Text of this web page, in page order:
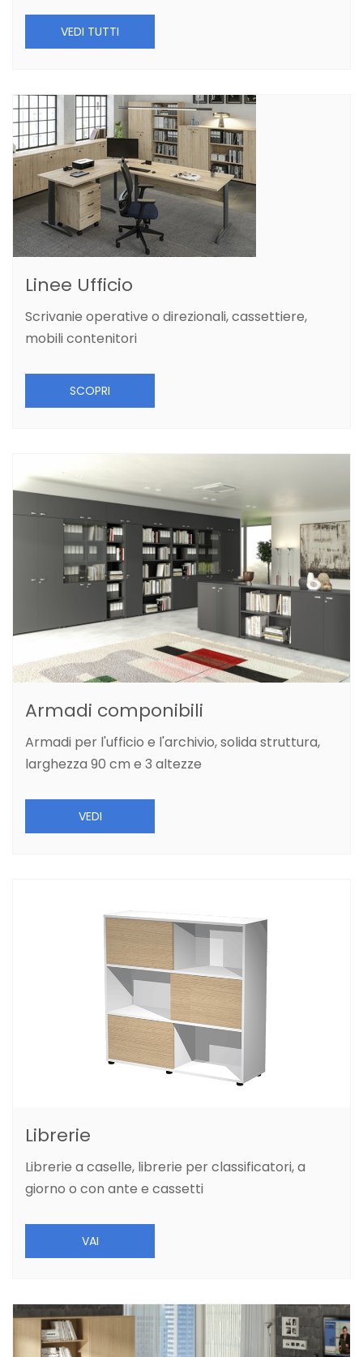
VEDI TUTTI
Linee Ufficio
Scrivanie operative o direzionali, cassettiere,
mobili contenitori
SCOPRI
Armadi componibili
Armadi per l'ufficio e l'archivio, solida struttura,
larghezza 90 cm e 3 altezze
VEDI
Librerie
Librerie a caselle, librerie per classificatori, a
giorno o con ante e cassetti
VAI